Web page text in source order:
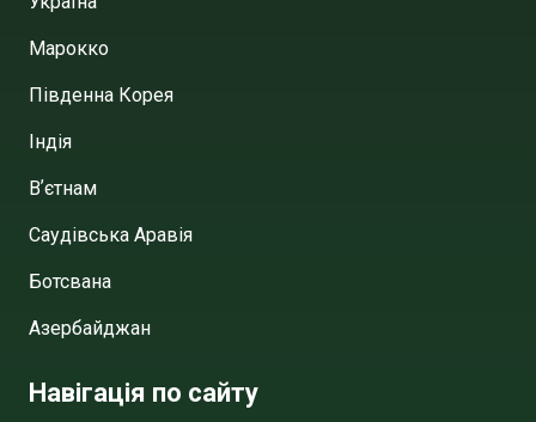
Марокко
Південна Корея
Індія
Вʼєтнам
Саудівська Аравія
Ботсвана
Азербайджан
Навігація по сайту